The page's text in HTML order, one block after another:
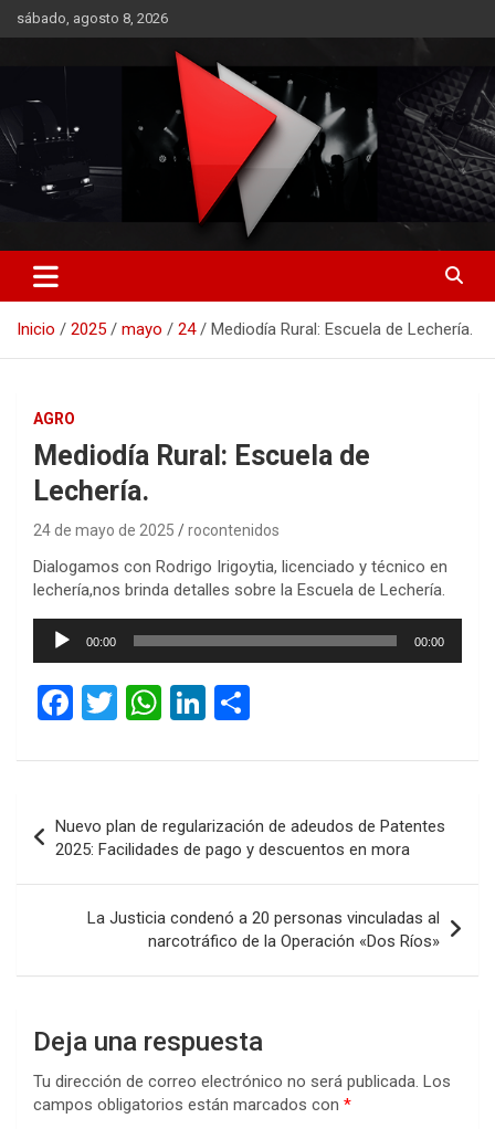
Saltar
al
sábado, agosto 8, 2026
RO CONTENIDOS
Inicio 2025 mayo 24 Mediodía Rural: Escuela de Lechería.
AGRO
Mediodía Rural: Escuela de
Lechería.
24 de mayo de 2025 rocontenidos
Dialogamos con Rodrigo Irigoytia, licenciado y técnico en
lechería,nos brinda detalles sobre la Escuela de Lechería.
Reproductor
00:00 00:00
F
ce
o
o
k
T
tt
W
at
A
p
p
Li
ke
n
m
ar
tir
de
entradas
Nuevo plan de regularización de adeudos de Patentes
2025: Facilidades de pago y descuentos en mora
La Justicia condenó a 20 personas vinculadas al
narcotráfico de la Operación «Dos Ríos»
Deja una respuesta
Tu dirección de correo electrónico no será publicada. Los
campos obligatorios están marcados con *